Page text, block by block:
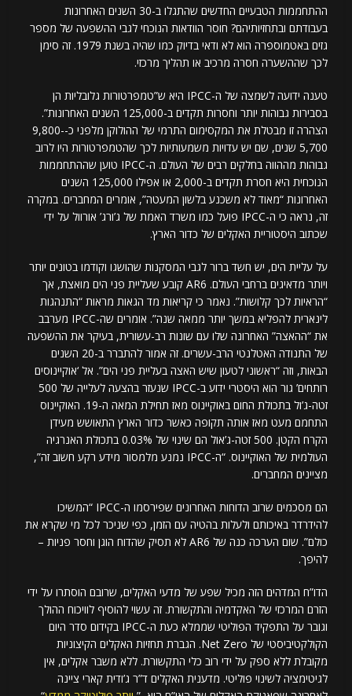
ההתחממות הטבעיים החדשים שהתגלו ב-30 השנים האחרונות
בעבודתם ובתחזיותיהם? חוסר הוודאות הנוכחי לגבי ההשפעה של מספר
גזים באטמוספרה הוא לא ודאי בדיוק כמו שהיה בשנת 1979. זה סימן
לכך שההשערה חסרה מרכיב או תהליך מרכזי.
טענה ידועה לשמצה של ה-IPCC היא ש”טמפרטורות גלובליות הן
בסבירות גבוהות יותר וחסרות תקדים ב-125,000 השנים האחרונות”.
הצהרה זו מבטלת את המקסימום התרמי של ההולוקן מלפני כ-9,800-
5,700 שנים, שם יש עדויות משמעותיות לכך שהטמפרטורות היו לרוב
גבוהות מההווה בחלקים רבים של העולם. ה-IPCC טוען שההתחממות
הנוכחית היא חסרת תקדים ב-2,000 או אפילו 125,000 השנים
האחרונות “מאוד לא משכנע בלשון המעטה”, אומרים המחברים. במקרה
זה, נראה כי ה-IPCC פועל כמו משרד האמת של ג’ורג’ אורוול על ידי
שכתוב היסטוריית האקלים של כדור הארץ.
על עליית הים, יש חשד ברור לגבי המסקנות שהושגו וקודמו בטונים יותר
ויותר מדאיגים ברחבי העולם. AR6 קובע שעליית פני הים מואצת, אך
“הראיות לכך קלושות”. נאמר כי קריאות מד הגאות מראות “התנהגות
לינארית להפליא במשך יותר ממאה שנה”. אומרים שה-IPCC מערבב
את “ההאצה” האחרונה שלו עם שונות רב-עשורית, בעיקר את ההשפעה
של התנודה האטלנטי הרב-עשרים. זה אמור להתברר ב-20 השנים
הבאות, וזה “ראשוני לטעון שיש האצה בעליית פני הים”. אל ‘אוקיינוסים
רותחים’ גור הוא היסטרי ידוע ב-IPCC שנעזר בהצעה לעלייה של 500
זטה-ג’ול בתכולת החום באוקיינוס מאז תחילת המאה ה-19. האוקיינוס
התחמם מעט מאז אותה תקופה כאשר כדור הארץ התאושש מעידן
הקרח הקטן. 500 זטה-ג’אול הם שינוי של 0.03% בתכולת האנרגיה
העולמית של האוקיינוס. “ה-IPCC נמנע מלמסור מידע רקע חשוב זה”,
מציינים המחברים.
הם מסכמים שרוב הדוחות האחרונים שפירסמו ה-IPCC “המשיכו
להידרדר באיכותם ולעלות בהטיה עם הזמן, כפי שניכר לכל מי שקרא את
כולם”. שום הערכה כנה של AR6 לא תסיק שהדוח הוגן וחסר פניות –
להיפך.
הדו”ח המדהים הזה מכיל שפע של מדעי האקלים, שרובם הוסתרו על ידי
הזרם המרכזי של האקדמיה והתקשורת. זה עשוי להוסיף לוויכוח ההולך
וגובר על התפקיד הפוליטי שממלא כעת ה-IPCC בקידום סדר היום
הקולקטיביסטי של Net Zero. הגברת תחזיות האקלים הקיצוניות
מקובלת ללא ספק על ידי רוב כלי התקשורת. ללא משבר אקלים, אין
לגיטימציה לשינוי פוליטי. מדענית האקלים ד”ר ג’ודית קארי ציינה